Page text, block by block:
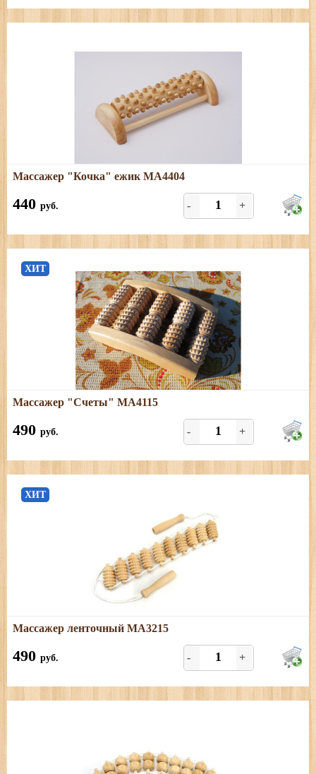
Подробнее
Размеры: длина - 19 см; ширина - 8,5 см; высота - 4 см.
Массажер "Кочка" ежик МА4404
440 руб. - +
ХИТ
Подробнее
Массажер "Счеты" МА4115
490 руб. - +
ХИТ
Подробнее
Массажер ленточный МА3215
490 руб. - +